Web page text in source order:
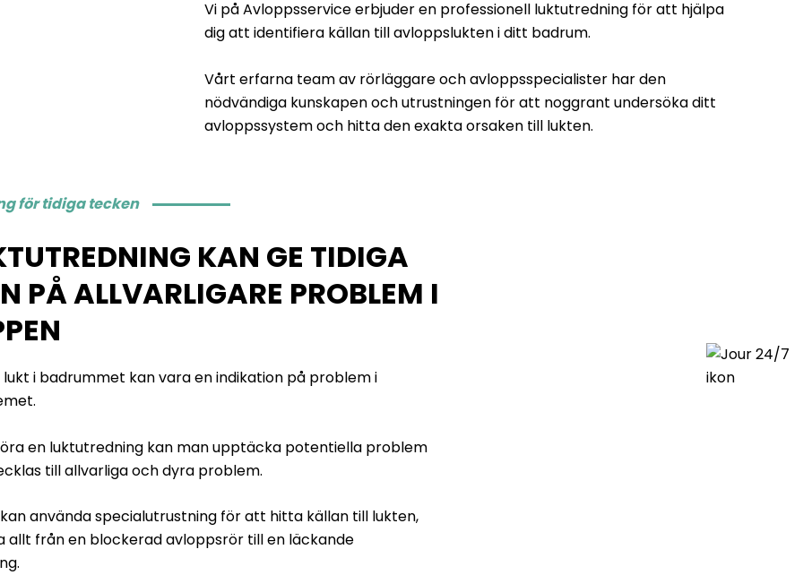
Vi på Avloppsservice erbjuder en professionell luktutredning för att hjälpa
dig att identifiera källan till avloppslukten i ditt badrum.
Vårt erfarna team av rörläggare och avloppsspecialister har den
nödvändiga kunskapen och utrustningen för att noggrant undersöka ditt
avloppssystem och hitta den exakta orsaken till lukten.
för tidiga tecken
KAN GE TIDIGA
PÅ ALLVARLIGARE PROBLEM I
lukt i badrummet kan vara en indikation på problem i
en luktutredning kan man upptäcka potentiella problem
till allvarliga och dyra problem.
använda specialutrustning för att hitta källan till lukten,
allt från en blockerad avloppsrör till en läckande